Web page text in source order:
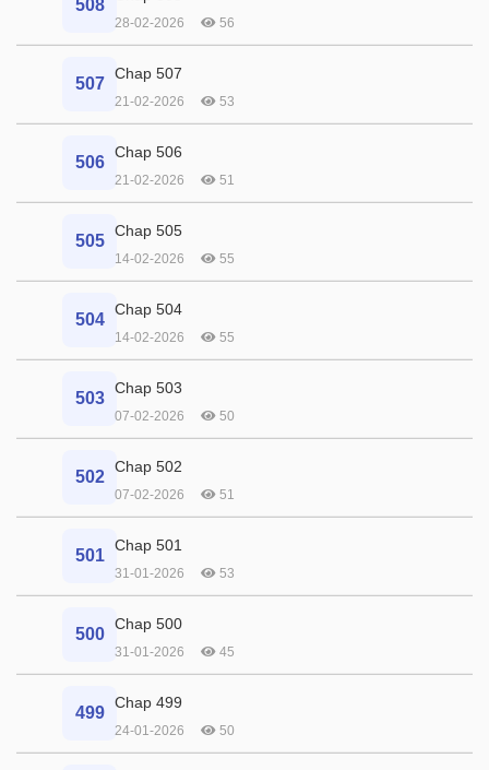
508
28-02-2026 56
507
Chap 507
21-02-2026 53
506
Chap 506
21-02-2026 51
505
Chap 505
14-02-2026 55
504
Chap 504
14-02-2026 55
503
Chap 503
07-02-2026 50
502
Chap 502
07-02-2026 51
501
Chap 501
31-01-2026 53
500
Chap 500
31-01-2026 45
499
Chap 499
24-01-2026 50